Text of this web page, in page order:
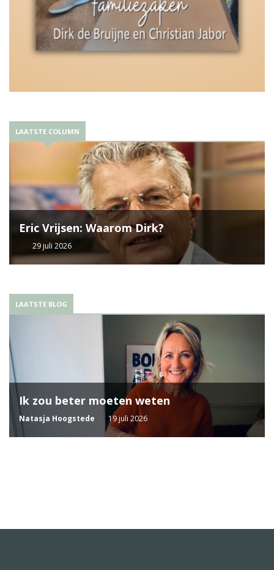
LAATSTE COLUMN
Eric Vrijsen: Waarom Dirk?
29 juli 2026
LAATSTE BLOG
Ik zou beter moeten weten
Natasja Hoogstede 19 juli 2026